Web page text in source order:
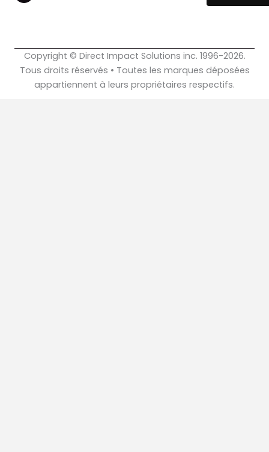
o
b
Copyright © Direct Impact Solutions inc. 1996-2026.
Tous droits réservés • Toutes les marques déposées
appartiennent à leurs propriétaires respectifs.